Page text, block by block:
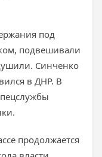
под
подвешивали
Синченко
в ДНР. В
продолжается